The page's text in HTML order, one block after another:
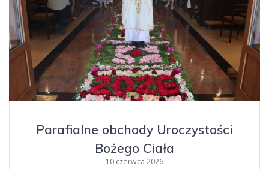
Parafialne obchody Uroczystości
Bożego Ciała
10 czerwca 2026